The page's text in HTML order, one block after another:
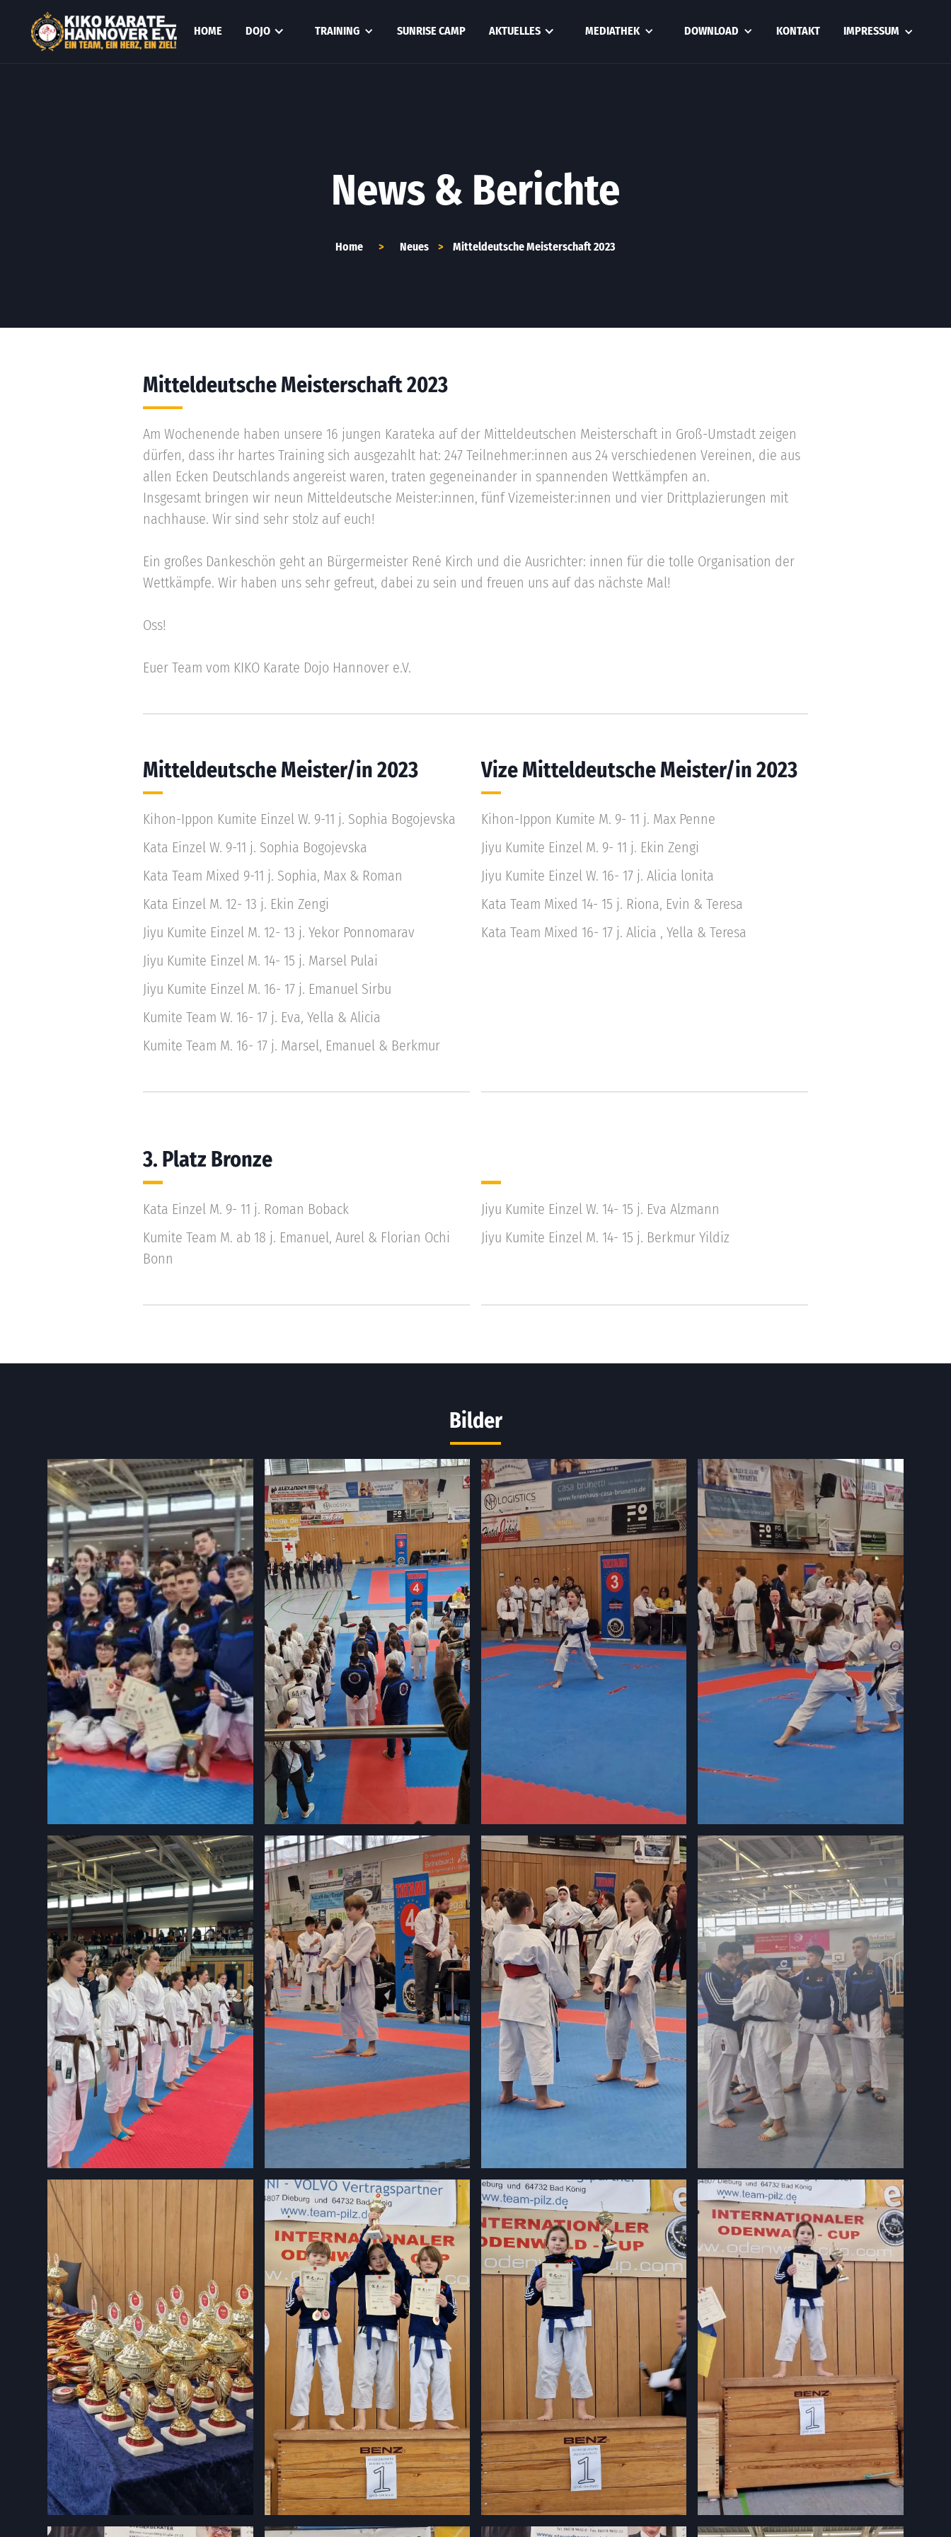
HOME DOJO TRAINING SUNRISE CAMP AKTUELLES MEDIATHEK DOWNLOAD KONTAKT IMPRESSUM
News & Berichte
Home > Neues > Mitteldeutsche Meisterschaft 2023
Mitteldeutsche Meisterschaft 2023
Am Wochenende haben unsere 16 jungen Karateka auf der Mitteldeutschen Meisterschaft in Groß-Umstadt zeigen
dürfen, dass ihr hartes Training sich ausgezahlt hat: 247 Teilnehmer:innen aus 24 verschiedenen Vereinen, die aus
allen Ecken Deutschlands angereist waren, traten gegeneinander in spannenden Wettkämpfen an.
Insgesamt bringen wir neun Mitteldeutsche Meister:innen, fünf Vizemeister:innen und vier Drittplazierungen mit
nachhause. Wir sind sehr stolz auf euch!
Ein großes Dankeschön geht an Bürgermeister René Kirch und die Ausrichter: innen für die tolle Organisation der
Wettkämpfe. Wir haben uns sehr gefreut, dabei zu sein und freuen uns auf das nächste Mal!
Oss!
Euer Team vom KIKO Karate Dojo Hannover e.V.
Mitteldeutsche Meister/in 2023
Kihon-Ippon Kumite Einzel W. 9-11 j. Sophia Bogojevska
Kata Einzel W. 9-11 j. Sophia Bogojevska
Kata Team Mixed 9-11 j. Sophia, Max & Roman
Kata Einzel M. 12- 13 j. Ekin Zengi
Jiyu Kumite Einzel M. 12- 13 j. Yekor Ponnomarav
Jiyu Kumite Einzel M. 14- 15 j. Marsel Pulai
Jiyu Kumite Einzel M. 16- 17 j. Emanuel Sirbu
Kumite Team W. 16- 17 j. Eva, Yella & Alicia
Kumite Team M. 16- 17 j. Marsel, Emanuel & Berkmur
Vize Mitteldeutsche Meister/in 2023
Kihon-Ippon Kumite M. 9- 11 j. Max Penne
Jiyu Kumite Einzel M. 9- 11 j. Ekin Zengi
Jiyu Kumite Einzel W. 16- 17 j. Alicia lonita
Kata Team Mixed 14- 15 j. Riona, Evin & Teresa
Kata Team Mixed 16- 17 j. Alicia , Yella & Teresa
3. Platz Bronze
Kata Einzel M. 9- 11 j. Roman Boback
Kumite Team M. ab 18 j. Emanuel, Aurel & Florian Ochi
Bonn
Jiyu Kumite Einzel W. 14- 15 j. Eva Alzmann
Jiyu Kumite Einzel M. 14- 15 j. Berkmur Yildiz
Bilder